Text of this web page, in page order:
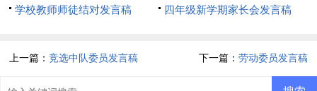
选5篇）
学校教师师徒结对发言稿 四年级新学期家长会发言稿
上一篇：竞选中队委员发言稿 下一篇： 劳动委员发言稿